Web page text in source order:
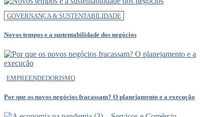
GOVERNANÇA & SUSTENTABILIDADE
Novos tempos e a sustentabilidade dos negócios
EMPREENDEDORISMO
Por que os novos negócios fracassam? O planejamento e a execução